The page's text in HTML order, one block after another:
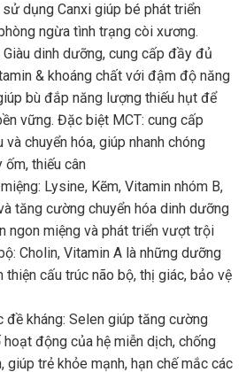
dụng Canxi giúp bé phát triển
ngừa tình trạng còi xương.
Giàu dinh dưỡng, cung cấp đầy đủ
& khoáng chất với đậm độ năng
bù đắp năng lượng thiếu hụt để
vững. Đặc biệt MCT: cung cấp
chuyển hóa, giúp nhanh chóng
thiếu cân
Lysine, Kẽm, Vitamin nhóm B,
tăng cường chuyển hóa dinh dưỡng
ngon miệng và phát triển vượt trội
Cholin, Vitamin A là những dưỡng
thiện cấu trúc não bộ, thị giác, bảo vệ
kháng: Selen giúp tăng cường
động của hệ miễn dịch, chống
giúp trẻ khỏe mạnh, hạn chế mắc các